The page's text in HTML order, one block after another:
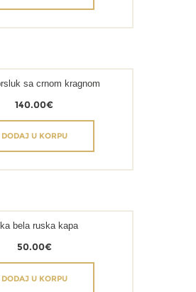
sa crnom kragnom
140.00€
DODAJ U KORPU
bela ruska kapa
50.00€
DODAJ U KORPU